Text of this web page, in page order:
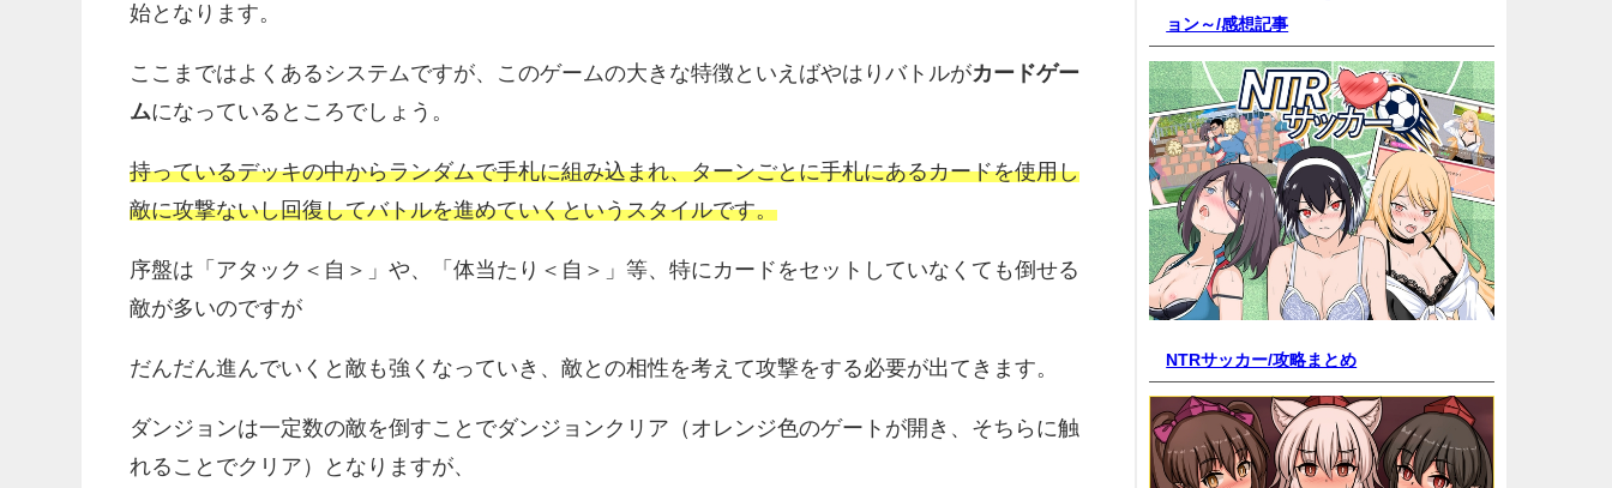
始となります。
ここまではよくあるシステムですが、このゲームの大きな特徴といえばやはりバトルがカードゲー
ムになっているところでしょう。
持っているデッキの中からランダムで手札に組み込まれ、ターンごとに手札にあるカードを使用し
敵に攻撃ないし回復してバトルを進めていくというスタイルです。
序盤は「アタック＜自＞」や、「体当たり＜自＞」等、特にカードをセットしていなくても倒せる
敵が多いのですが
だんだん進んでいくと敵も強くなっていき、敵との相性を考えて攻撃をする必要が出てきます。
ダンジョンは一定数の敵を倒すことでダンジョンクリア（オレンジ色のゲートが開き、そちらに触
れることでクリア）となりますが、
ョン～/感想記事
NTRサッカー/攻略まとめ